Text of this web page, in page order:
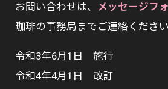
お問い合わせは、
メッセージフ
珈琲の事務局までご連絡ください
令和3年6月1日 施行
令和4年4月1日 改訂